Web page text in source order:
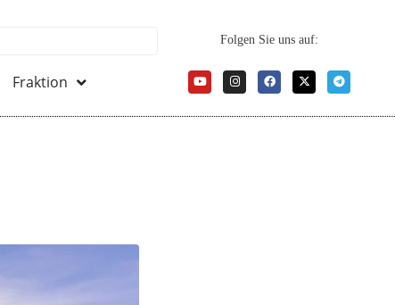
Fraktion
Folgen Sie uns auf: